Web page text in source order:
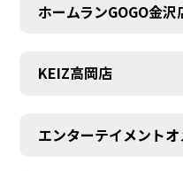
ホームランGOGO金沢
KEIZ高岡店
エンターテイメント